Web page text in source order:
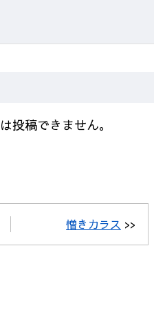
投稿できません。
憎きカラス >>